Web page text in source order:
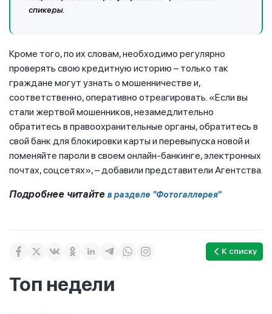
спикеры.
Кроме того, по их словам, необходимо регулярно
проверять свою кредитную историю – только так
граждане могут узнать о мошенничестве и,
соответственно, оперативно отреагировать. «Если вы
стали жертвой мошенников, незамедлительно
обратитесь в правоохранительные органы, обратитесь в
свой банк для блокировки карты и перевыпуска новой и
поменяйте пароли в своем онлайн-банкинге, электронных
почтах, соцсетях», – добавили представители Агентства.
Подробнее читайте в разделе "Фотогаллерея"
К списку
Топ недели